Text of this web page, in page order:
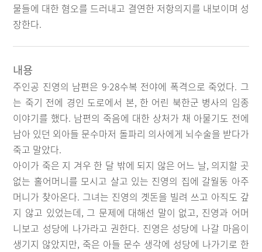
물들에 대한 혐오를 드러내고 결연한 저항의지를 내보이며 성
장한다.
내용
주인공 진영의 남편은 9·28수복 전야에 폭격으로 죽었다. 그
는 죽기 전에 경인 도로에서 본, 한 어린 북한군 병사의 임종
이야기를 했다. 남편의 죽음에 대한 상처가 채 아물기도 전에
남아 있던 외아들 문수마저 돌파리 의사에게 뇌수술을 받다가
죽고 말았다.
아이가 죽은 지 겨우 한 달 밖에 되지 않은 어느 날, 의지할 곳
없는 홀어머니를 모시고 살고 있는 진영의 집에 갈월동 아주
머니가 찾아온다. 그녀는 진영의 곗돈을 빌려 쓰고 아직도 갚
지 않고 있었는데, 그 문제에 대해선 말이 없고, 진영과 어머
니보고 성당에 나가라고 권한다. 진영은 성당에 나갈 마음이
생기지 않았지만, 죽은 아들 문수 생각에 성당에 나가기로 한